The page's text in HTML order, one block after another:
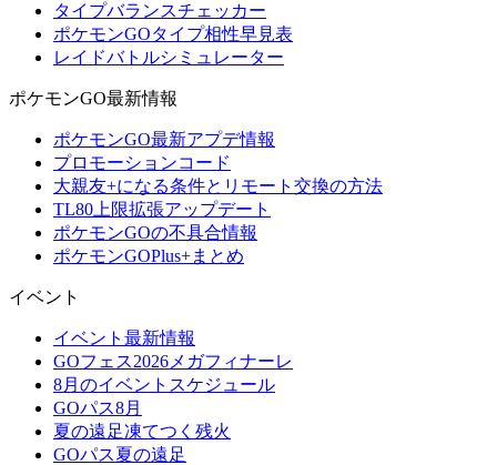
タイプバランスチェッカー
ポケモンGOタイプ相性早見表
レイドバトルシミュレーター
ポケモンGO最新情報
ポケモンGO最新アプデ情報
プロモーションコード
大親友+になる条件とリモート交換の方法
TL80上限拡張アップデート
ポケモンGOの不具合情報
ポケモンGOPlus+まとめ
イベント
イベント最新情報
GOフェス2026メガフィナーレ
8月のイベントスケジュール
GOパス8月
夏の遠足凍てつく残火
GOパス夏の遠足